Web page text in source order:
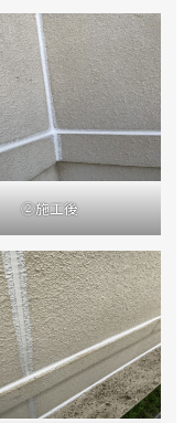
②施工後